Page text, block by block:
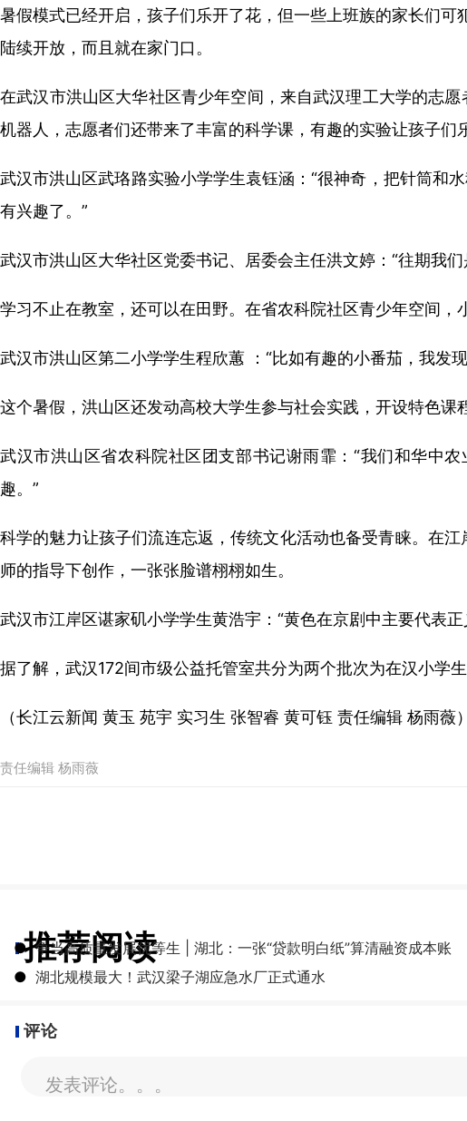
暑假模式已经开启，孩子们乐开了花，但一些上班族的家长们
陆续开放，而且就在家门口。
在武汉市洪山区大华社区青少年空间，来自武汉理工大学的志
机器人，志愿者们还带来了丰富的科学课，有趣的实验让孩子们
武汉市洪山区武珞路实验小学学生袁钰涵：“很神奇，把针筒和
有兴趣了。”
武汉市洪山区大华社区党委书记、居委会主任洪文婷：“往期我
学习不止在教室，还可以在田野。在省农科院社区青少年空间
武汉市洪山区第二小学学生程欣蕙 ：“比如有趣的小番茄，我发
这个暑假，洪山区还发动高校大学生参与社会实践，开设特色课
武汉市洪山区省农科院社区团支部书记谢雨霏：“我们和华中
趣。”
科学的魅力让孩子们流连忘返，传统文化活动也备受青睐。在
师的指导下创作，一张张脸谱栩栩如生。
武汉市江岸区谌家矶小学学生黄浩宇：“黄色在京剧中主要代表
据了解，武汉172间市级公益托管室共分为两个批次为在汉小学
（长江云新闻 黄玉 苑宇 实习生 张智睿 黄可钰 责任编辑 杨雨薇）
责任编辑 杨雨薇
推荐阅读
● 争当高质量发展优等生 | 湖北：一张“贷款明白纸”算清融资成本账
● 湖北规模最大！武汉梁子湖应急水厂正式通水
评论
发表评论。。。